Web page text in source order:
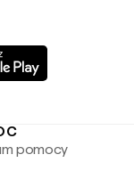
pomocy